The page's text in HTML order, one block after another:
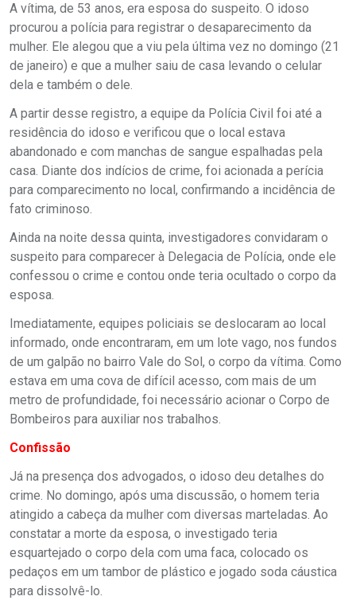
A vítima, de 53 anos, era esposa do suspeito. O idoso
procurou a polícia para registrar o desaparecimento da
mulher. Ele alegou que a viu pela última vez no domingo (21
de janeiro) e que a mulher saiu de casa levando o celular
dela e também o dele.
A partir desse registro, a equipe da Polícia Civil foi até a
residência do idoso e verificou que o local estava
abandonado e com manchas de sangue espalhadas pela
casa. Diante dos indícios de crime, foi acionada a perícia
para comparecimento no local, confirmando a incidência de
fato criminoso.
Ainda na noite dessa quinta, investigadores convidaram o
suspeito para comparecer à Delegacia de Polícia, onde ele
confessou o crime e contou onde teria ocultado o corpo da
esposa.
Imediatamente, equipes policiais se deslocaram ao local
informado, onde encontraram, em um lote vago, nos fundos
de um galpão no bairro Vale do Sol, o corpo da vítima. Como
estava em uma cova de difícil acesso, com mais de um
metro de profundidade, foi necessário acionar o Corpo de
Bombeiros para auxiliar nos trabalhos.
Confissão
Já na presença dos advogados, o idoso deu detalhes do
crime. No domingo, após uma discussão, o homem teria
atingido a cabeça da mulher com diversas marteladas. Ao
constatar a morte da esposa, o investigado teria
esquartejado o corpo dela com uma faca, colocado os
pedaços em um tambor de plástico e jogado soda cáustica
para dissolvê-lo.